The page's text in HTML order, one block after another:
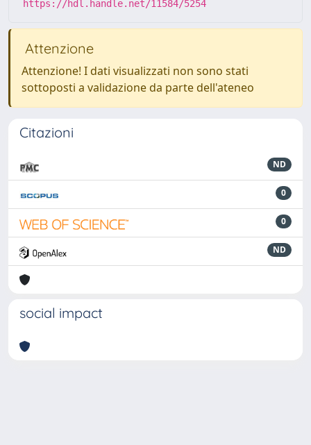
https://hdl.handle.net/11584/5254
Attenzione
Attenzione! I dati visualizzati non sono stati
sottoposti a validazione da parte dell'ateneo
Citazioni
ND
0
0
ND
social impact